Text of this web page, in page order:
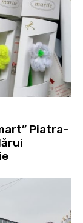
Piatra-